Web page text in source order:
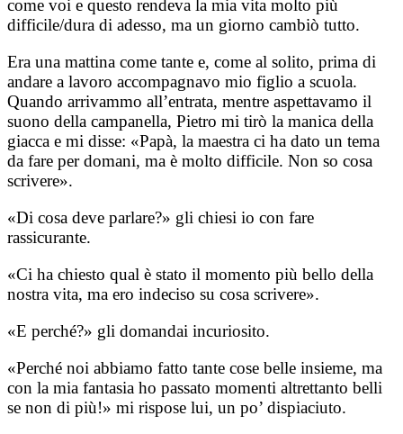
come voi e questo rendeva la mia vita molto più
difficile/dura di adesso, ma un giorno cambiò tutto.
Era una mattina come tante e, come al solito, prima di
andare a lavoro accompagnavo mio figlio a scuola.
Quando arrivammo all’entrata, mentre aspettavamo il
suono della campanella, Pietro mi tirò la manica della
giacca e mi disse: «Papà, la maestra ci ha dato un tema
da fare per domani, ma è molto difficile. Non so cosa
scrivere».
«Di cosa deve parlare?» gli chiesi io con fare
rassicurante.
«Ci ha chiesto qual è stato il momento più bello della
nostra vita, ma ero indeciso su cosa scrivere».
«E perché?» gli domandai incuriosito.
«Perché noi abbiamo fatto tante cose belle insieme, ma
con la mia fantasia ho passato momenti altrettanto belli
se non di più!» mi rispose lui, un po’ dispiaciuto.